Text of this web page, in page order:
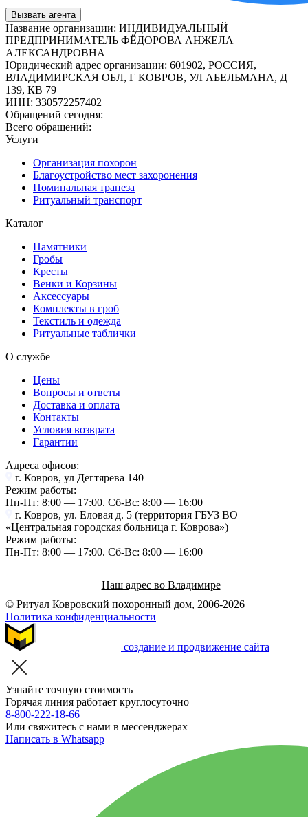
Вызвать агента
Название организации: ИНДИВИДУАЛЬНЫЙ
ПРЕДПРИНИМАТЕЛЬ ФЁДОРОВА АНЖЕЛА
АЛЕКСАНДРОВНА
Юридический адрес организации: 601902, РОССИЯ,
ВЛАДИМИРСКАЯ ОБЛ, Г КОВРОВ, УЛ АБЕЛЬМАНА, Д
139, КВ 79
ИНН: 330572257402
Обращений сегодня:
Всего обращений:
Услуги
Организация похорон
Благоустройство мест захоронения
Поминальная трапеза
Ритуальный транспорт
Каталог
Памятники
Гробы
Кресты
Венки и Корзины
Аксессуары
Комплекты в гроб
Текстиль и одежда
Ритуальные таблички
О службе
Цены
Вопросы и ответы
Доставка и оплата
Контакты
Условия возврата
Гарантии
Адреса офисов:
г. Ковров, ул Дегтярева 140
Режим работы:
Пн-Пт: 8:00 — 17:00. Cб-Вс: 8:00 — 16:00
г. Ковров, ул. Еловая д. 5 (территория ГБУЗ ВО
«Центральная городская больница г. Коврова»)
Режим работы:
Пн-Пт: 8:00 — 17:00. Cб-Вс: 8:00 — 16:00
Наш адрес во Владимире
© Ритуал Ковровский похоронный дом, 2006-2026
Политика конфиденциальности
создание и продвижение сайта
Узнайте точную стоимость
Горячая линия работает круглосуточно
8-800-222-18-66
Или свяжитесь с нами в мессенджерах
Написать в Whatsapp